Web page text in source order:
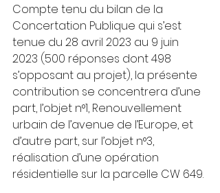
Compte tenu du bilan de la
Concertation Publique qui s’est
tenue du 28 avril 2023 au 9 juin
2023 (500 réponses dont 498
s’opposant au projet), la présente
contribution se concentrera d’une
part, l’objet n°1, Renouvellement
urbain de l’avenue de l’Europe, et
d’autre part, sur l’objet n°3,
réalisation d’une opération
résidentielle sur la parcelle CW 649.